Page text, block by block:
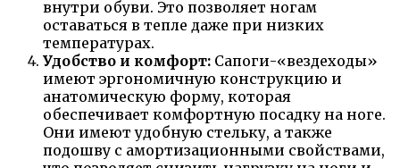
внутри обуви. Это позволяет ногам
оставаться в тепле даже при низких
температурах.
Удобство и комфорт: Сапоги-«вездеходы»
имеют эргономичную конструкцию и
анатомическую форму, которая
обеспечивает комфортную посадку на ноге.
Они имеют удобную стельку, а также
подошву с амортизационными свойствами,